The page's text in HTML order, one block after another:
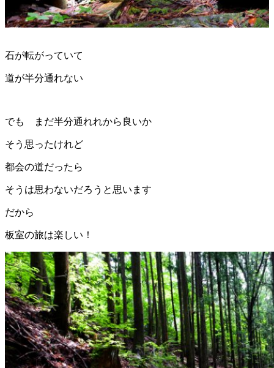
石が転がっていて
道が半分通れない
でも まだ半分通れれから良いか
そう思ったけれど
都会の道だったら
そうは思わないだろうと思います
だから
板室の旅は楽しい！